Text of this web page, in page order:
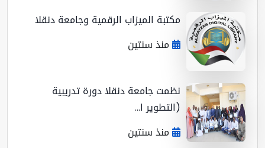
مكتبة الميزاب الرقمية وجامعة دنقلا
منذ سنتين
نظمت جامعة دنقلا دورة تدريبية
(التطوير ا...
منذ سنتين